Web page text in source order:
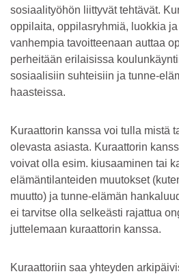
sosiaalityöhön liittyvät tehtävät.
oppilaita, oppilasryhmiä, luokkia
vanhempia tavoitteenaan auttaa
perheitään erilaisissa
sosiaalisiin suhteisiin ja tunne-
haasteissa.
Kuraattorin kanssa voi tulla mistä
olevasta asiasta. Kuraattorin
voivat olla esim. kiusaaminen tai
elämäntilanteiden muutokset
muutto) ja tunne-elämän
ei tarvitse olla selkeästi rajattua
juttelemaan kuraattorin kanssa.
Kuraattoriin saa yhteyden